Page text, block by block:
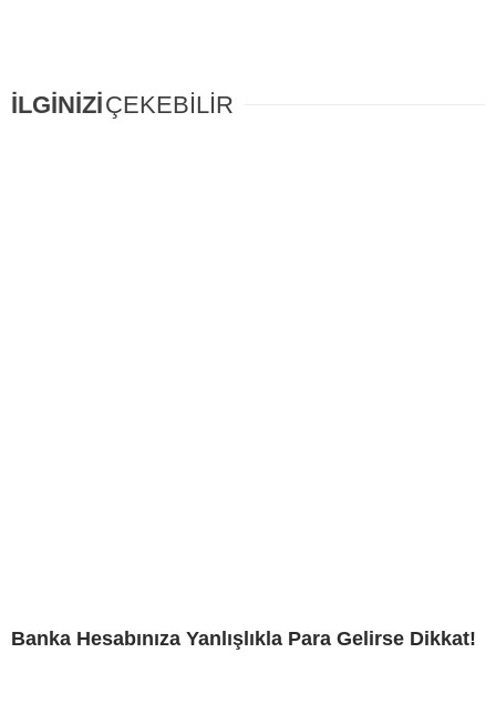
İLGİNİZİÇEKEBİLİR
Banka Hesabınıza Yanlışlıkla Para Gelirse Dikkat!